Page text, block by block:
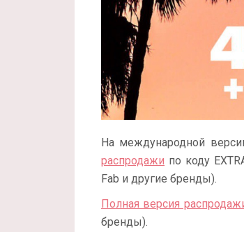
На международной
распродажи по коду
Fab и другие бренды).
Полная версия
бренды).